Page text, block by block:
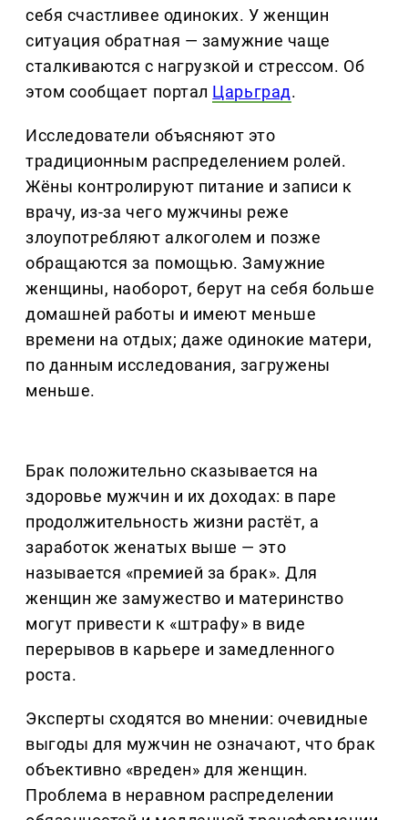
себя счастливее одиноких. У женщин
ситуация обратная — замужние чаще
сталкиваются с нагрузкой и стрессом. Об
этом сообщает портал Царьград.
Исследователи объясняют это
традиционным распределением ролей.
Жёны контролируют питание и записи к
врачу, из-за чего мужчины реже
злоупотребляют алкоголем и позже
обращаются за помощью. Замужние
женщины, наоборот, берут на себя больше
домашней работы и имеют меньше
времени на отдых; даже одинокие матери,
по данным исследования, загружены
меньше.
Брак положительно сказывается на
здоровье мужчин и их доходах: в паре
продолжительность жизни растёт, а
заработок женатых выше — это
называется «премией за брак». Для
женщин же замужество и материнство
могут привести к «штрафу» в виде
перерывов в карьере и замедленного
роста.
Эксперты сходятся во мнении: очевидные
выгоды для мужчин не означают, что брак
объективно «вреден» для женщин.
Проблема в неравном распределении